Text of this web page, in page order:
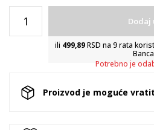
Dodaj
ili 499,89RSD na 9 rata
Potrebno je
Proizvod je moguće